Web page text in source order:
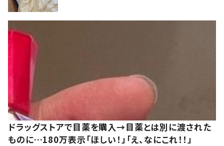
ドラッグストアで目薬を購入→目薬とは別に渡された
ものに…180万表示「ほしい！」「え、なにこれ！！」